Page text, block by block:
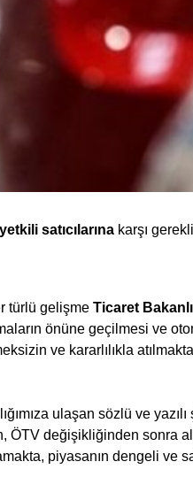
satıcılarına karşı
türlü gelişme Ticaret
önüne geçilmesi ve
ve kararlılıkla
ulaşan sözlü ve
ÖTV değişikliğinden sonra
piyasanın dengeli ve